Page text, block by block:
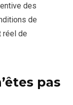
des
de
réel de
pas